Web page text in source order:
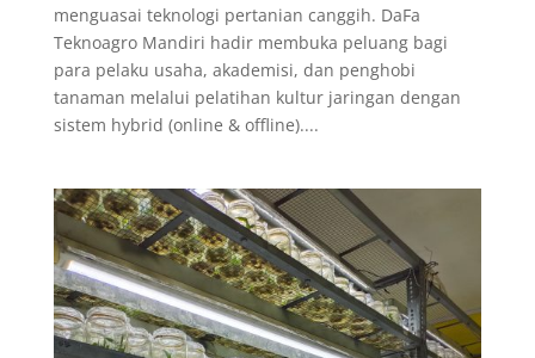
menguasai teknologi pertanian canggih. DaFa
Teknoagro Mandiri hadir membuka peluang bagi
para pelaku usaha, akademisi, dan penghobi
tanaman melalui pelatihan kultur jaringan dengan
sistem hybrid (online & offline)....